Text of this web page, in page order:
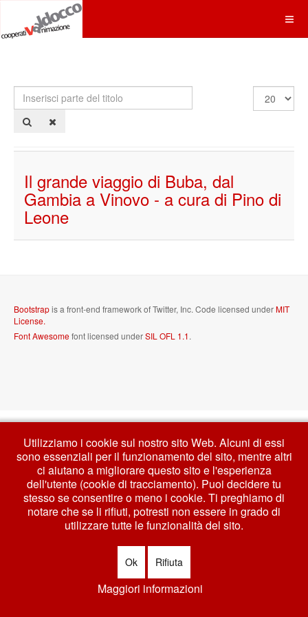
Inserisci
parte
del
Visualizza
n.
Il grande viaggio di Buba, dal
Gambia a Vinovo - a cura di Pino di
Leone
Bootstrapis a front-end framework of Twitter, Inc. Code licensed underMIT
License.
Font Awesomefont licensed underSIL OFL 1.1.
Utilizziamo i cookie sul nostro sito Web. Alcuni di essi
sono essenziali per il funzionamento del sito, mentre altri
ci aiutano a migliorare questo sito e l'esperienza
dell'utente (cookie di tracciamento). Puoi decidere tu
stesso se consentire o meno i cookie. Ti preghiamo di
notare che se li rifiuti, potresti non essere in grado di
utilizzare tutte le funzionalità del sito.
Ok Rifiuta
Maggiori informazioni